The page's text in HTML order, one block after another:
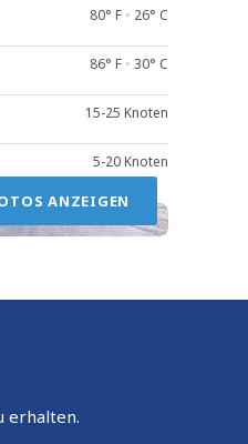
80° F • 26° C
86° F • 30° C
15-25 Knoten
5-20 Knoten
ANZEIGEN
erhalten.